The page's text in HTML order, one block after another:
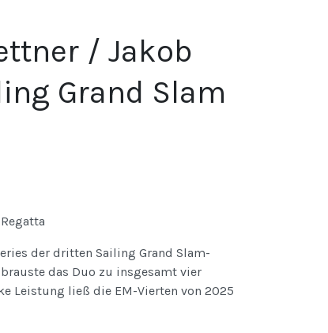
/ Jakob
Grand Slam
der dritten Sailing Grand Slam-
das Duo zu insgesamt vier
Leistung ließ die EM-Vierten von 2025